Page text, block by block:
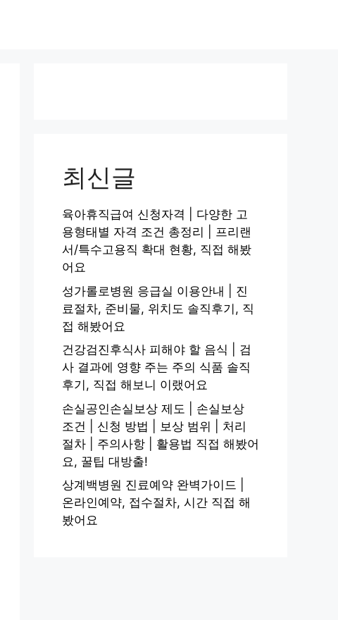
최신글
육아휴직급여 신청자격 | 다양한 고
용형태별 자격 조건 총정리 | 프리랜
서/특수고용직 확대 현황, 직접 해봤
어요
성가롤로병원 응급실 이용안내 | 진
료절차, 준비물, 위치도 솔직후기, 직
접 해봤어요
건강검진후식사 피해야 할 음식 | 검
사 결과에 영향 주는 주의 식품 솔직
후기, 직접 해보니 이랬어요
손실공인손실보상 제도 | 손실보상
조건 | 신청 방법 | 보상 범위 | 처리
절차 | 주의사항 | 활용법 직접 해봤어
요, 꿀팁 대방출!
상계백병원 진료예약 완벽가이드 |
온라인예약, 접수절차, 시간 직접 해
봤어요